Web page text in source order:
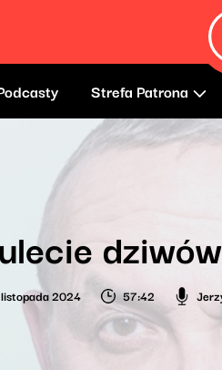
Strefa Patrona
2024 57:42